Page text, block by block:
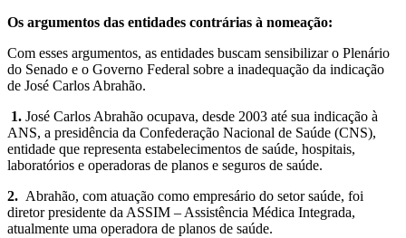
Os argumentos das entidades contrárias à nomeação:
Com esses argumentos, as entidades buscam sensibilizar o Plenário
do Senado e o Governo Federal sobre a inadequação da indicação
de José Carlos Abrahão.
1. José Carlos Abrahão ocupava, desde 2003 até sua indicação à
ANS, a presidência da Confederação Nacional de Saúde (CNS),
entidade que representa estabelecimentos de saúde, hospitais,
laboratórios e operadoras de planos e seguros de saúde.
2. Abrahão, com atuação como empresário do setor saúde, foi
diretor presidente da ASSIM – Assistência Médica Integrada,
atualmente uma operadora de planos de saúde.